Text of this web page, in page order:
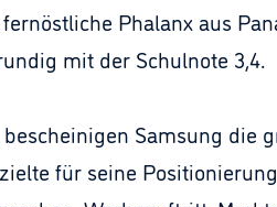
Phalanx aus
mit der Schulnote 3,4.
Samsung die
für seine